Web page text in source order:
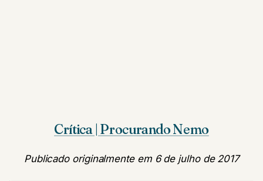
Crítica | Procurando Nemo
Publicado originalmente em 6 de julho de 2017